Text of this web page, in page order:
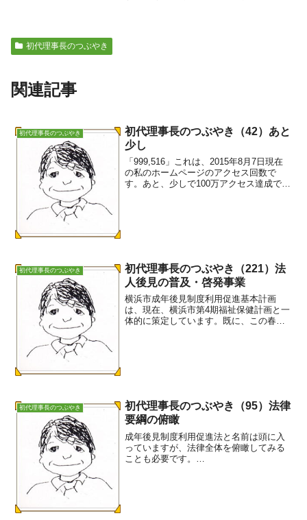
初代理事長のつぶやき
関連記事
初代理事長のつぶやき
初代理事長のつぶやき（42）あと
少し
「999,516」これは、2015年8月7日現在
の私のホームページのアクセス回数で
す。あと、少しで100万アクセス達成で
初代理事長のつぶやき
初代理事長のつぶやき（221）法
人後見の普及・啓発事業
横浜市成年後見制度利用促進基本計画
は、現在、横浜市第4期福祉保健計画と一
体的に策定しています。既に、この春先
初代理事長のつぶやき
初代理事長のつぶやき（95）法律
要綱の俯瞰
成年後見制度利用促進法と名前は頭に入
っていますが、法律全体を俯瞰してみる
ことも必要です。